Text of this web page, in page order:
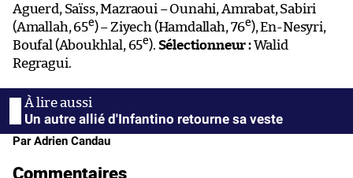
Aguerd, Saïss, Mazraoui – Ounahi, Amrabat, Sabiri
(Amallah, 65e) – Ziyech (Hamdallah, 76e), En-Nesyri,
Boufal (Aboukhlal, 65e). Sélectionneur :Walid
Regragui.
Un autre allié d'Infantino retourne sa veste
Par Adrien Candau
Commentaires